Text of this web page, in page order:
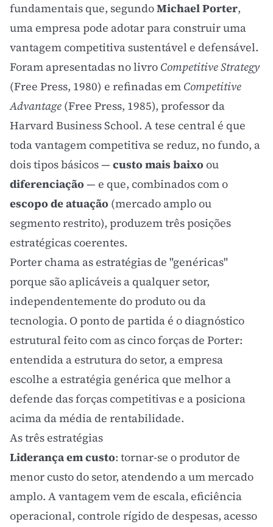
fundamentais que, segundoMichael Porter,
uma empresa pode adotar para construir uma
vantagem competitiva sustentável e defensável.
Foram apresentadas no livro Competitive Strategy
(Free Press, 1980) e refinadas em Competitive
Advantage (Free Press, 1985), professor da
Harvard Business School. A tese central é que
toda vantagem competitiva se reduz, no fundo, a
dois tipos básicos — custo mais baixoou
diferenciação— e que, combinados com o
escopo de atuação (mercado amplo ou
segmento restrito), produzem três posições
estratégicas coerentes.
Porter chama as estratégias de "genéricas"
porque são aplicáveis a qualquer setor,
independentemente do produto ou da
tecnologia. O ponto de partida é o diagnóstico
estrutural feito com ascinco forças de Porter:
entendida a estrutura do setor, a empresa
escolhe a estratégia genérica que melhor a
defende das forças competitivas e a posiciona
acima da média de rentabilidade.
As três estratégias
Liderança em custo: tornar-se o produtor de
menor custo do setor, atendendo a um mercado
amplo. A vantagem vem de escala, eficiência
operacional, controle rígido de despesas, acesso